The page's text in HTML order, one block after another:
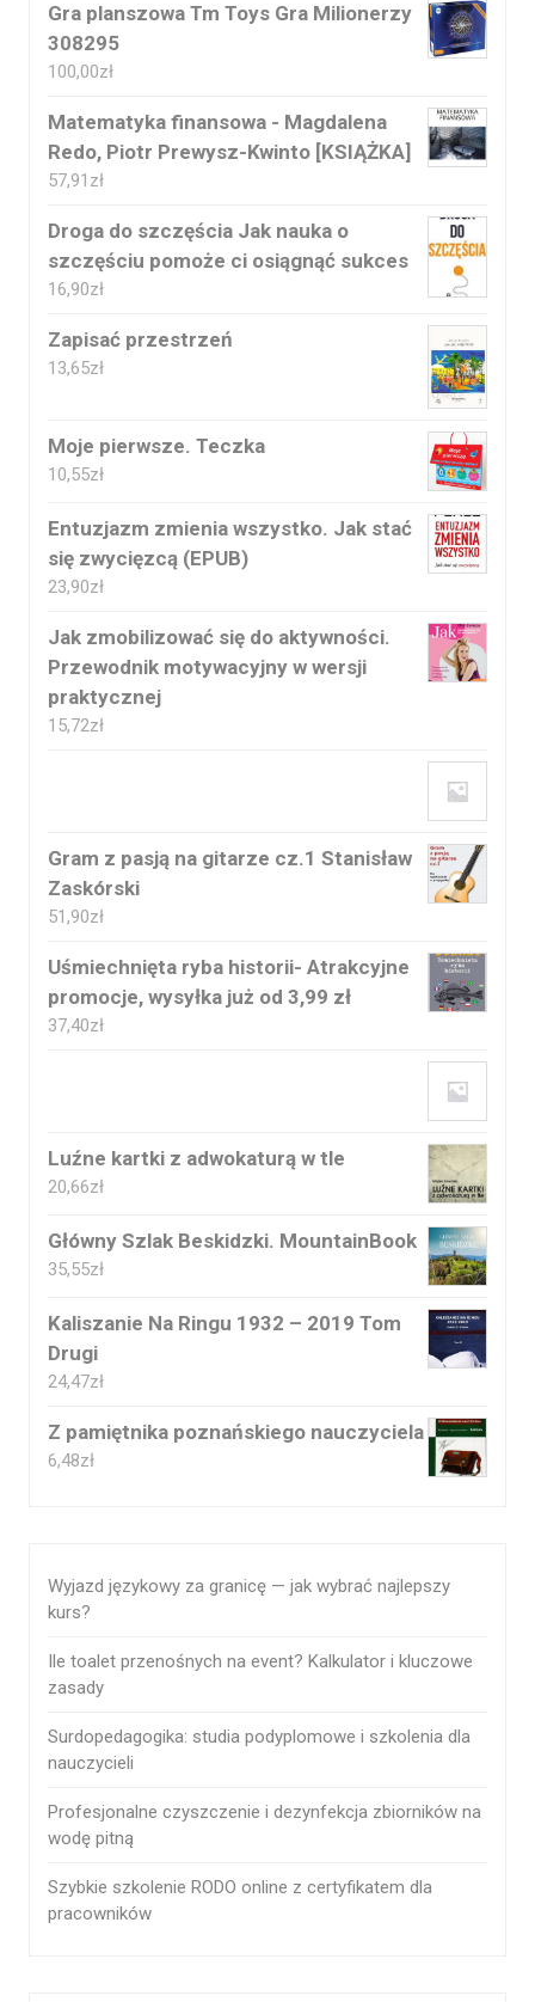
Gra planszowa Tm Toys Gra Milionerzy
308295
100,00zł
Matematyka finansowa - Magdalena
Redo, Piotr Prewysz-Kwinto [KSIĄŻKA]
57,91 zł
Droga do szczęścia Jak nauka o
szczęściu pomoże ci osiągnąć sukces
16,90zł
Zapisać przestrzeń
13,65zł
Moje pierwsze. Teczka
10,55zł
Entuzjazm zmienia wszystko. Jak stać
się zwycięzcą (EPUB)
23,90zł
Jak zmobilizować się do aktywności.
Przewodnik motywacyjny w wersji
praktycznej
15,72zł
Gram z pasją na gitarze cz.1 Stanisław
Zaskórski
51,90zł
Uśmiechnięta ryba historii- Atrakcyjne
promocje, wysyłka już od 3,99 zł
37,40zł
Luźne kartki z adwokaturą w tle
20,66zł
Główny Szlak Beskidzki. MountainBook
35,55zł
Kaliszanie Na Ringu 1932 – 2019 Tom
Drugi
24,47zł
Z pamiętnika poznańskiego nauczyciela
6,48zł
Wyjazd językowy za granicę — jak wybrać najlepszy
kurs?
Ile toalet przenośnych na event? Kalkulator i kluczowe
zasady
Surdopedagogika: studia podyplomowe i szkolenia dla
nauczycieli
Profesjonalne czyszczenie i dezynfekcja zbiorników na
wodę pitną
Szybkie szkolenie RODO online z certyfikatem dla
pracowników